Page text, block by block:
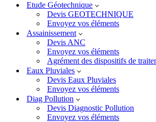
Etude Géotechnique
Devis GEOTECHNIQUE
Envoyez vos éléments
Assainissement
Devis ANC
Envoyez vos éléments
Agrément des dispositifs de
Eaux Pluviales
Devis Eaux Pluviales
Envoyez vos éléments
Diag Pollution
Devis Diagnostic Pollution
Envoyez vos éléments